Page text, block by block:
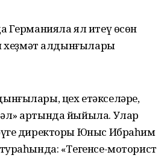
Германияла ял итеү өсөн
хеҙмәт алдынғылары
цех етәкселәре,
артында йыйыла. Улар
директоры Юныс Ибраһим
«Тегенсе-моторист